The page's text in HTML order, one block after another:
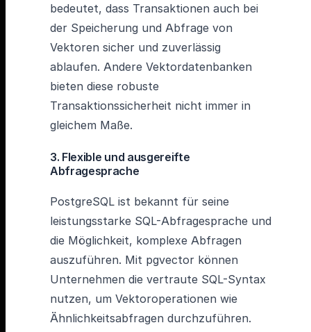
bedeutet, dass Transaktionen auch bei
der Speicherung und Abfrage von
Vektoren sicher und zuverlässig
ablaufen. Andere Vektordatenbanken
bieten diese robuste
Transaktionssicherheit nicht immer in
gleichem Maße.
3. Flexible und ausgereifte
Abfragesprache
PostgreSQL ist bekannt für seine
leistungsstarke SQL-Abfragesprache und
die Möglichkeit, komplexe Abfragen
auszuführen. Mit pgvector können
Unternehmen die vertraute SQL-Syntax
nutzen, um Vektoroperationen wie
Ähnlichkeitsabfragen durchzuführen.